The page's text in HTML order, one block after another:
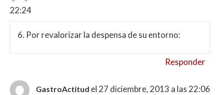
22:24
6. Por revalorizar la despensa de su entorno:
Responder
GastroActitud el 27 diciembre, 2013 a las 22:06